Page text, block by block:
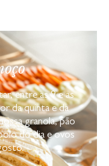
entre as 9 e as
da quinta e da
granola, pão
do dia e ovos